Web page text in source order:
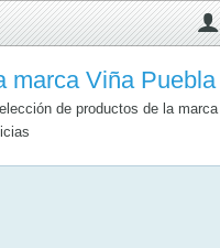
marca Viña Puebla
de productos de la marca